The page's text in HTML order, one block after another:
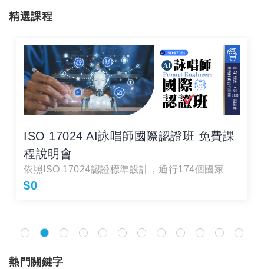
精選課程
ISO 17024 AI詠唱師國際認證班 免費課
程說明會
依照ISO 17024認證標準設計，通行174個國家
$0
熱門關鍵字